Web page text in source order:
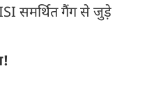
समर्थित गैंग से जुड़े